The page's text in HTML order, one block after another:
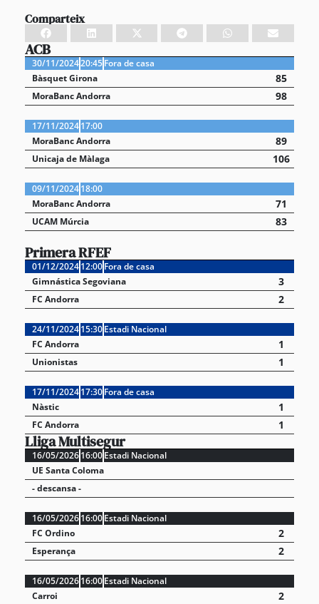
Comparteix
ACB
30/11/202420:45Fora de casa
Bàsquet Girona
85
MoraBanc Andorra 98
17/11/202417:00
MoraBanc Andorra
89
Unicaja de Màlaga 106
09/11/202418:00
MoraBanc Andorra
71
UCAM Múrcia 83
Primera RFEF
01/12/202412:00Fora de casa
Gimnástica Segoviana
3
FC Andorra 2
24/11/202415:30Estadi Nacional
FC Andorra
1
Unionistas 1
17/11/202417:30Fora de casa
Nàstic
1
FC Andorra 1
Lliga Multisegur
16/05/202616:00Estadi Nacional
UE Santa Coloma
- descansa -
16/05/202616:00Estadi Nacional
FC Ordino
2
Esperança 2
16/05/202616:00Estadi Nacional
Carroi
2